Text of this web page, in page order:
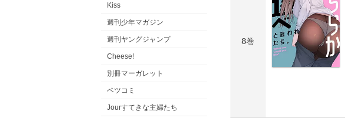
Kiss
週刊少年マガジン
週刊ヤングジャンプ
Cheese!
別冊マーガレット
ベツコミ
Jourすてきな主婦たち
8巻